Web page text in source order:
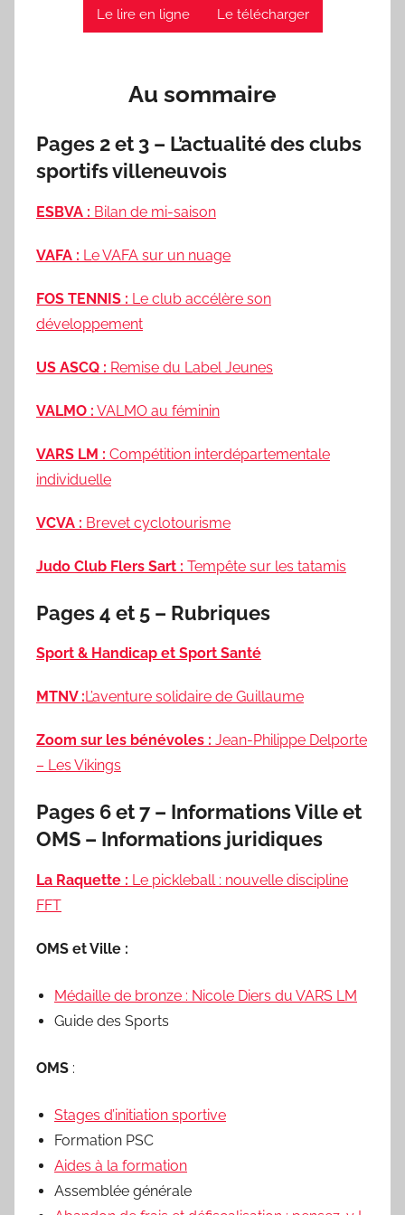
Le lire en ligne Le télécharger
Au sommaire
Pages 2 et 3 – L’actualité des clubs
sportifs villeneuvois
ESBVA : Bilan de mi-saison
VAFA : Le VAFA sur un nuage
FOS TENNIS : Le club accélère son
développement
US ASCQ : Remise du Label Jeunes
VALMO : VALMO au féminin
VARS LM : Compétition interdépartementale
individuelle
VCVA : Brevet cyclotourisme
Judo Club Flers Sart : Tempête sur les tatamis
Pages 4 et 5 – Rubriques
Sport & Handicap et Sport Santé
MTNV :L’aventure solidaire de Guillaume
Zoom sur les bénévoles : Jean-Philippe Delporte
– Les Vikings
Pages 6 et 7 – Informations Ville et
OMS – Informations juridiques
La Raquette : Le pickleball : nouvelle discipline
FFT
OMS et Ville :
Médaille de bronze : Nicole Diers du VARS LM
Guide des Sports
OMS :
Stages d’initiation sportive
Formation PSC
Aides à la formation
Assemblée générale